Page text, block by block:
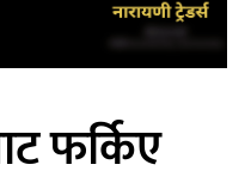
फर्किए